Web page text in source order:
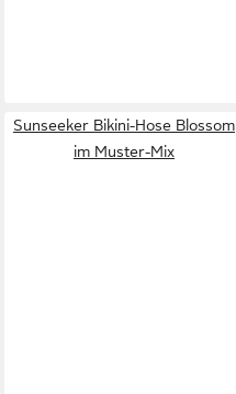
Sunseeker Bikini-Hose Blossom
im Muster-Mix